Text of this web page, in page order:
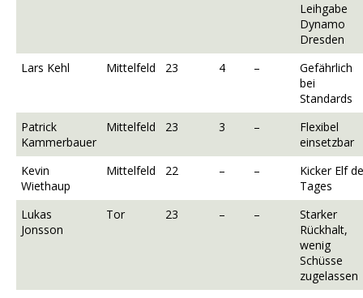
Leihgabe
Dynamo
Dresden
Lars Kehl
Mittelfeld 23 4 –
Gefährlich
bei
Standards
Patrick
Kammerbauer
Mittelfeld 23 3 –
Flexibel
einsetzbar
Kevin
Wiethaup
Mittelfeld 22 – –
Kicker Elf
Tages
Lukas
Jonsson
Tor 23 – –
Starker
Rückhalt,
wenig
Schüsse
zugelassen